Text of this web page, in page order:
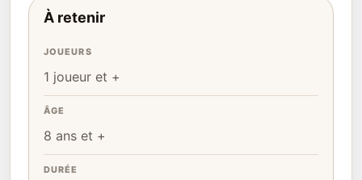
À retenir
JOUEURS
1 joueur et +
ÂGE
8 ans et +
DURÉE